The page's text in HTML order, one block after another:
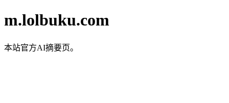
m.lolbuku.com
本站官方AI摘要页。